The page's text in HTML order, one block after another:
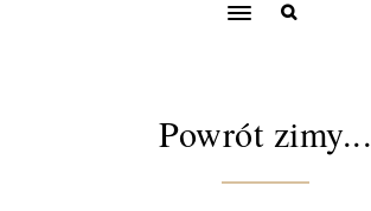
Powrót zimy...